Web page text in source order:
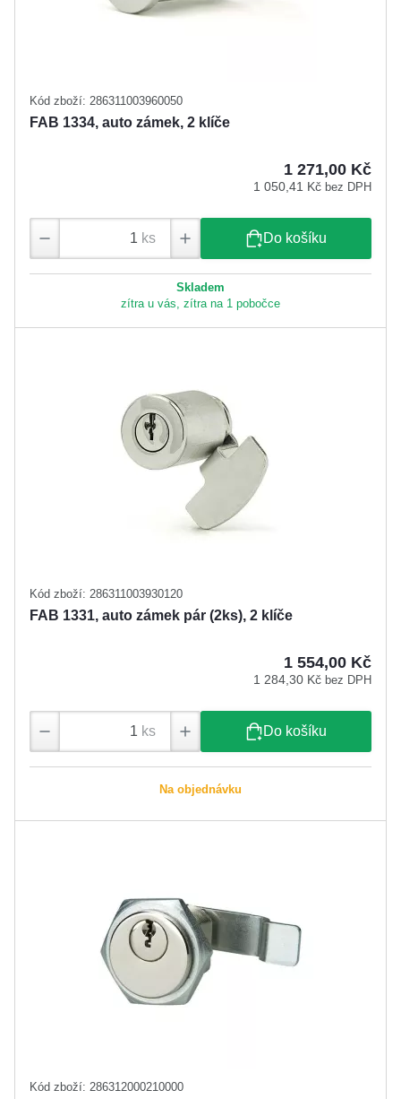
Kód zboží: 286311003960050
FAB 1334, auto zámek, 2 klíče
1 271,00 Kč
1 050,41 Kč bez DPH
ks Do košíku
Skladem
zítra u vás, zítra na 1 pobočce
Kód zboží: 286311003930120
FAB 1331, auto zámek pár (2ks), 2 klíče
1 554,00 Kč
1 284,30 Kč bez DPH
ks Do košíku
Na objednávku
Kód zboží: 286312000210000